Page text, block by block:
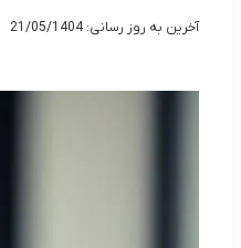
آخرین به روز رسانی: 21/05/1404